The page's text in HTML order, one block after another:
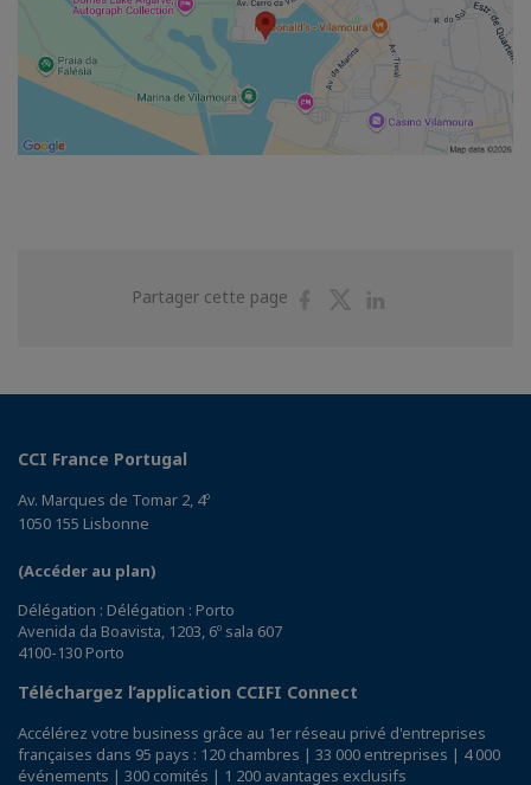
Partager cette page
PartagerPartager
CCI France Portugal
Av. Marques de Tomar 2, 4º
1050 155 Lisbonne
(Accéder au plan)
Délégation : Délégation : Porto
Avenida da Boavista, 1203, 6º sala 607
4100-130 Porto
Téléchargez l’application CCIFI Connect
Accélérez votre business grâce au 1er réseau privé d'entreprises
françaises dans 95 pays : 120 chambres | 33 000 entreprises | 4 000
événements | 300 comités | 1 200 avantages exclusifs